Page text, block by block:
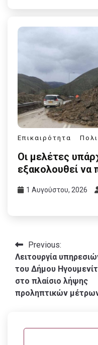
Επικαιρότητα
Οι μελέτες
εξακολουθεί να
1 Αυγούστου, 2026
Πλοήγηση
άρθρων
Previous:
Λειτουργία
του Δήμου
στο πλαίσιο λήψης
προληπτικών